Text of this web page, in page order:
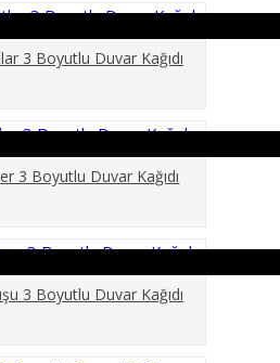
3 Boyutlu Duvar Kağıdı
3 Boyutlu Duvar Kağıdı
3 Boyutlu Duvar Kağıdı